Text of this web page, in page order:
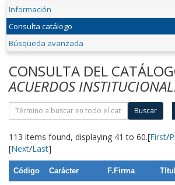
Información
Consulta catálogo
Búsqueda avanzada
CONSULTA DEL
ACUERDOS
Buscar
113 items found, displaying 41 to 60.[First/
[Next/Last]
Código Carácter F.Firma